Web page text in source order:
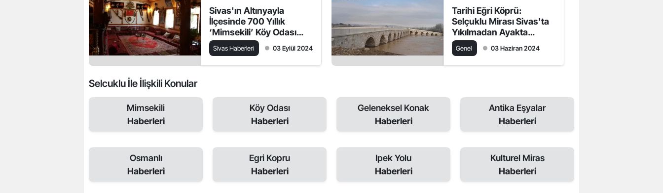
Sivas'ın Altınyayla
İlçesinde 700 Yıllık
‘Mimsekili’ Köy Odası
Gelecek Nesillere
Aktarılıyor
Sivas Haberleri 03 Eylül 2024
Tarihi Eğri Köprü:
Selçuklu Mirası Sivas'ta
Yıkılmadan Ayakta
Duruyor
Genel 03 Haziran 2024
Selcuklu İle İlişkili Konular
Mimsekili
Haberleri
Köy Odası
Haberleri
Geleneksel Konak
Haberleri
Antika Eşyalar
Haberleri
Osmanlı
Haberleri
Egri Kopru
Haberleri
Ipek Yolu
Haberleri
Kulturel Miras
Haberleri